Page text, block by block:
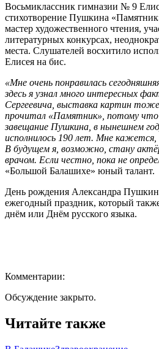
Восьмиклассник гимназии № 9
стихотворение Пушкина
мастер художественного чтения,
литературных конкурсах,
места. Слушателей восхитило
Елисея на бис.
«Мне очень понравилась
здесь я узнал много интересных
Сергеевича, выставка картин
прочитал «Памятник», потому
завещание Пушкина, в нынешнем
исполнилось 190 лет. Мне
В будущем я, возможно, стану
врачом. Если честно, пока не
«Большой Балашихе» юный талант.
День рождения Александра
ежегодный праздник, который
днём или Днём русского языка.
Комментарии:
Обсуждение закрыто.
Читайте также